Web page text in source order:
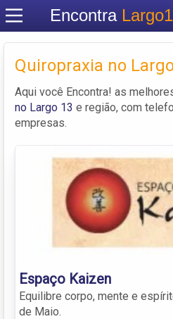
Encontra
Criar
Quiropraxia no
Aqui você Encontra! as
no Largo 13 e região, com
empresas.
Espaço Kaizen
Equilibre corpo, mente e
de Maio.